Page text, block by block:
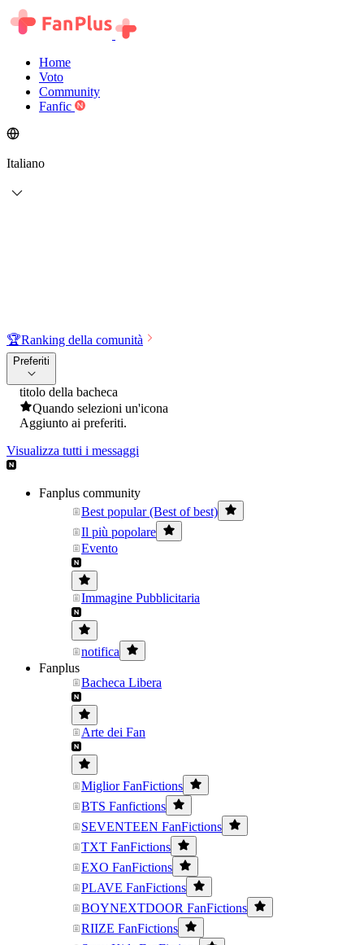
Home
Voto
Community
Fanfic
Italiano
🏆Ranking della comunità
Preferiti
titolo della bacheca
Quando selezioni un'icona
Aggiunto ai preferiti.
Visualizza tutti i messaggi
Fanplus community
Best popular (Best of best)
Il più popolare
Evento
Immagine Pubblicitaria
notifica
Fanplus
Bacheca Libera
Arte dei Fan
Miglior FanFictions
BTS Fanfictions
SEVENTEEN FanFictions
TXT FanFictions
EXO FanFictions
PLAVE FanFictions
BOYNEXTDOOR FanFictions
RIIZE FanFictions